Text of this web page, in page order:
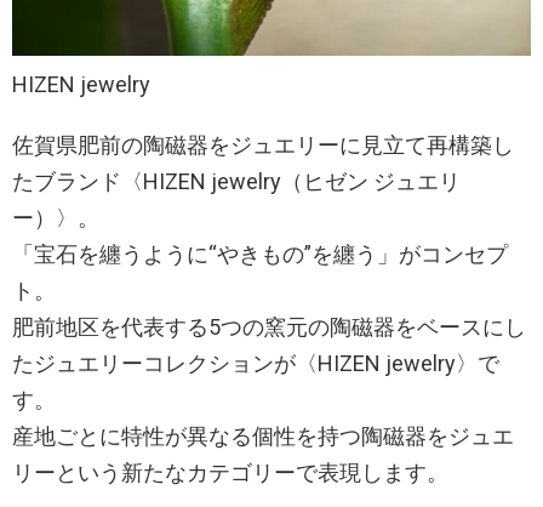
HIZEN jewelry
佐賀県肥前の陶磁器をジュエリーに見立て再構築し
たブランド〈HIZEN jewelry（ヒゼン ジュエリ
ー）〉。
「宝石を纏うように“やきもの”を纏う」がコンセプ
ト。
肥前地区を代表する5つの窯元の陶磁器をベースにし
たジュエリーコレクションが〈HIZEN jewelry〉で
す。
産地ごとに特性が異なる個性を持つ陶磁器をジュエ
リーという新たなカテゴリーで表現します。